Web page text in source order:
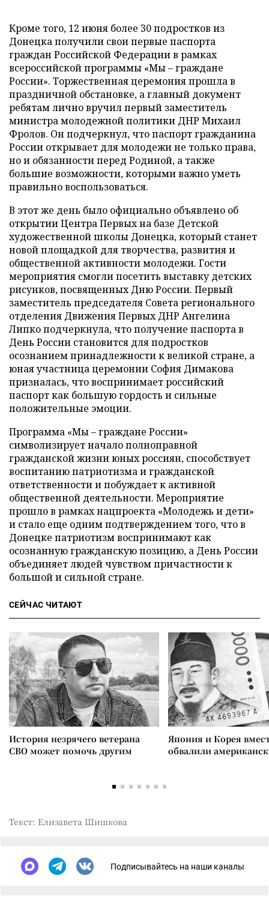
Кроме того, 12 июня более 30 подростков из
Донецка получили свои первые паспорта
граждан Российской Федерации в рамках
всероссийской программы «Мы – граждане
России». Торжественная церемония прошла в
праздничной обстановке, а главный документ
ребятам лично вручил первый заместитель
министра молодежной политики ДНР Михаил
Фролов. Он подчеркнул, что паспорт гражданина
России открывает для молодежи не только права,
но и обязанности перед Родиной, а также
большие возможности, которыми важно уметь
правильно воспользоваться.
В этот же день было официально объявлено об
открытии Центра Первых на базе Детской
художественной школы Донецка, который станет
новой площадкой для творчества, развития и
общественной активности молодежи. Гости
мероприятия смогли посетить выставку детских
рисунков, посвященных Дню России. Первый
заместитель председателя Совета регионального
отделения Движения Первых ДНР Ангелина
Липко подчеркнула, что получение паспорта в
День России становится для подростков
осознанием принадлежности к великой стране, а
юная участница церемонии София Димакова
призналась, что воспринимает российский
паспорт как большую гордость и сильные
положительные эмоции.
Программа «Мы – граждане России»
символизирует начало полноправной
гражданской жизни юных россиян, способствует
воспитанию патриотизма и гражданской
ответственности и побуждает к активной
общественной деятельности. Мероприятие
прошло в рамках нацпроекта «Молодежь и дети»
и стало еще одним подтверждением того, что в
Донецке патриотизм воспринимают как
осознанную гражданскую позицию, а День России
объединяет людей чувством причастности к
большой и сильной стране.
СЕЙЧАС ЧИТАЮТ
История незрячего ветерана
СВО может помочь другим
Япония и Корея
обвалили
Текст: Елизавета Шишкова
Подписывайтесь на наши каналы